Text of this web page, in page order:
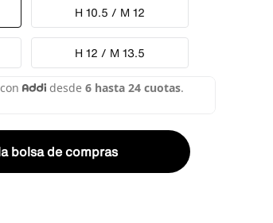
H 10.5 / M 12
H 12 / M 13.5
bolsa de compras